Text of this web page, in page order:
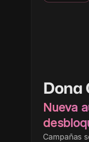
Dona
Nueva
Campañas